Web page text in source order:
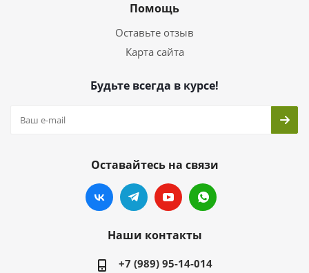
Помощь
Оставьте отзыв
Карта сайта
Будьте всегда в курсе!
Оставайтесь на связи
Наши контакты
+7 (989) 95-14-014